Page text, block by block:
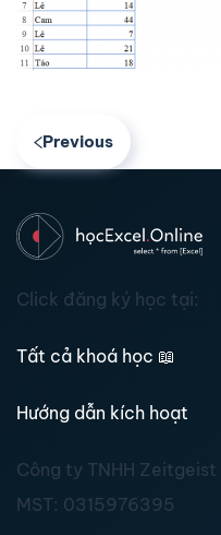
Previous
Click đăng ký học tại:
Tất cả khoá học 📖
Hướng dẫn kích hoạt
Công ty TNHH Zeitgeist
MST: 0315976395